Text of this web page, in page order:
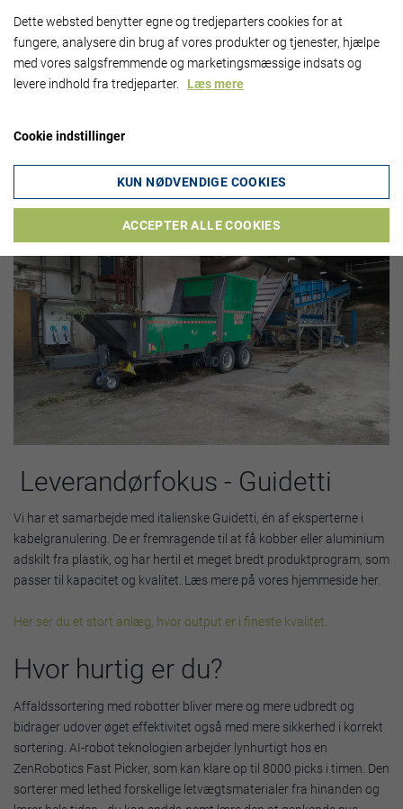
Læs her om den specialbyggede elektriske BA 725 EL, som sidste år
fik et nyt hjem i et forarbejdningsanlæg ved Augsburg i Tyskland:
Leverandørfokus - Guidetti
Vi har et samarbejde med italienske Guidetti, én af eksperterne i
kabelgranulering. De er fremragende til at få kobber eller aluminium
adskilt fra plastik, og har hertil et meget bredt produktprogram, som
passer til kapacitet og kvalitet. Læs mere på vores hjemmeside her.
Her ser du et stort anlæg, hvor output er i fineste kvalitet.
Hvor hurtig er du?
Affaldssortering med robotter bliver mere og mere udbredt og
bidrager udover øget effektivitet også med mere sikkerhed i korrekt
sortering. AI-robot teknologien arbejder lynhurtigt hos en
ZenRobotics Fast Picker, som kan klare op til 8000 picks i timen. Den
sorterer med lethed forskellige letvægtsmaterialer fra hinanden og
Dette websted benytter egne og tredjeparters cookies for at
fungere, analysere din brug af vores produkter og tjenester, hjælpe
med vores salgsfremmende og marketingsmæssige indsats og
levere indhold fra tredjeparter. Læs mere
Cookie indstillinger
KUN NØDVENDIGE COOKIES
ACCEPTER ALLE COOKIES